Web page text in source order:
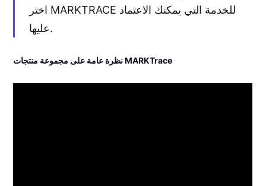
اختر MARKTRACE للخدمة التي يمكنك الاعتماد
عليها.
نظرة عامة على مجموعة منتجات MARKTrace